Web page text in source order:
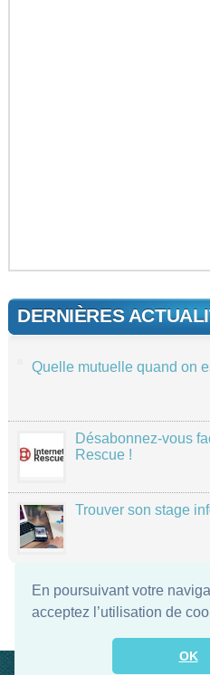
En poursuivant votre
acceptez l’utilisation de
OK
DERNIÈRES
Quelle mutuelle quand on
Désabonnez-vous
Rescue !
Trouver son stage